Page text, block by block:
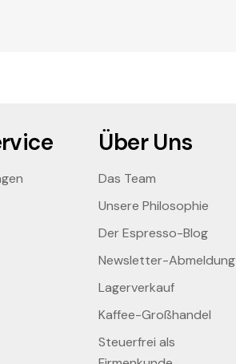
Über Uns
Das Team
Unsere Philosophie
Der Espresso-Blog
Newsletter-Abmeldung
Lagerverkauf
Kaffee-Großhandel
Steuerfrei als